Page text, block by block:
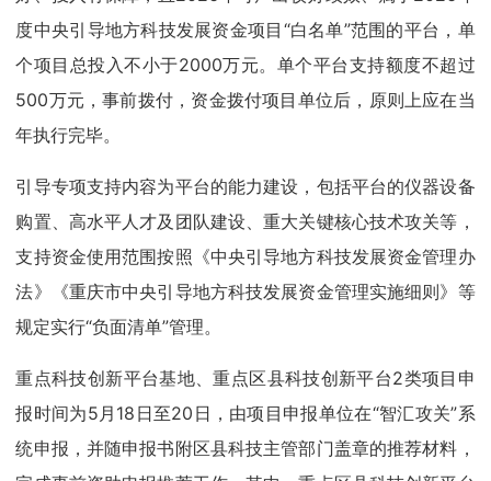
度中央引导地方科技发展资金项目“白名单”范围的平台，单
个项目总投入不小于2000万元。单个平台支持额度不超过
500万元，事前拨付，资金拨付项目单位后，原则上应在当
年执行完毕。
引导专项支持内容为平台的能力建设，包括平台的仪器设备
购置、高水平人才及团队建设、重大关键核心技术攻关等，
支持资金使用范围按照《中央引导地方科技发展资金管理办
法》《重庆市中央引导地方科技发展资金管理实施细则》等
规定实行“负面清单”管理。
重点科技创新平台基地、重点区县科技创新平台2类项目申
报时间为5月18日至20日，由项目申报单位在“智汇攻关”系
统申报，并随申报书附区县科技主管部门盖章的推荐材料，